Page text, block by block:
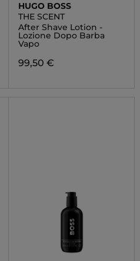
HUGO BOSS
THE SCENT
After Shave Lotion -
Lozione Dopo Barba
Vapo
99,50 €